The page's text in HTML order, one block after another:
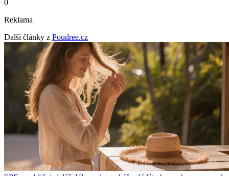
0
Reklama
Další články z Poudree.cz